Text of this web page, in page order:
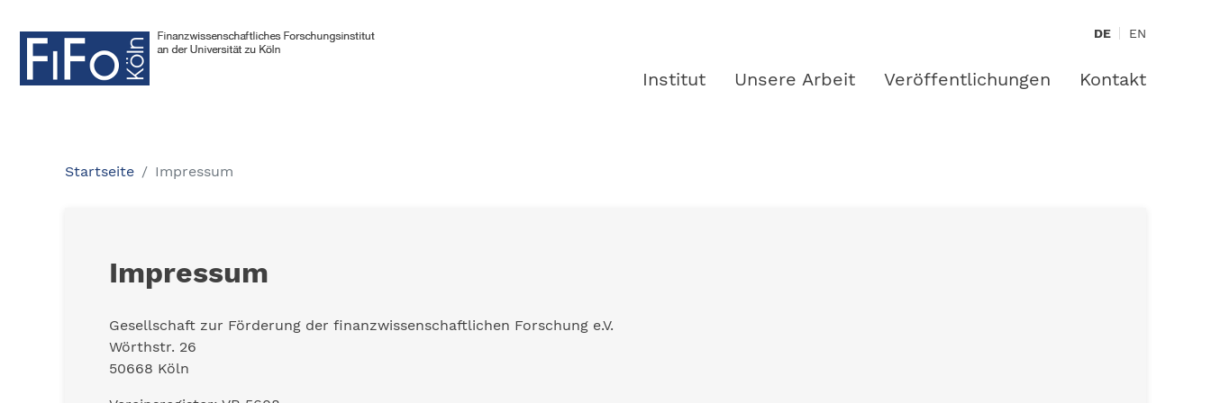
DE EN
Institut Unsere Arbeit Veröffentlichungen Kontakt
Startseite Impressum
Impressum
Gesellschaft zur Förderung der finanzwissenschaftlichen Forschung e.V.
Wörthstr. 26
50668 Köln